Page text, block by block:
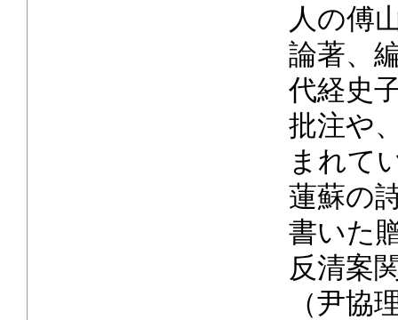
人の傅
論著、
代経史
批注や
まれて
蓮蘇の
書いた
反清案
（尹協